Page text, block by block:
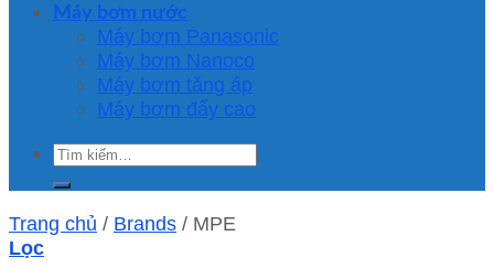
Máy bơm nước
Máy bơm Panasonic
Máy bơm Nanoco
Máy bơm tăng áp
Máy bơm đẩy cao
Tìm
kiếm:
Trang chủ / Brands / MPE
Lọc